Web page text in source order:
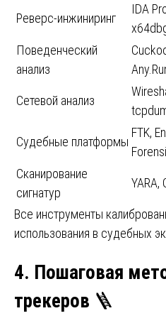
Реверс-инжиниринг
IDA
Поведенческий
анализ
Сетевой анализ
Судебные платформы
FTK,
Сканирование
сигнатур
YARA,
Все инструменты
использования в судебных
4. Пошаговая
трекеров 🪜